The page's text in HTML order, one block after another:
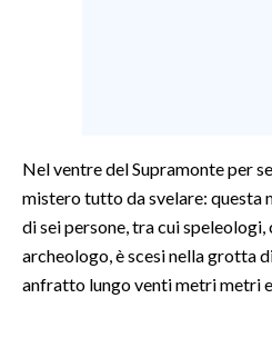
SPETTACOLI
GOSSIP
Nel ventre del Supramonte per
mistero tutto da svelare: questa
di sei persone, tra cui speleologi,
archeologo, è scesi nella grotta
anfratto lungo venti metri metri